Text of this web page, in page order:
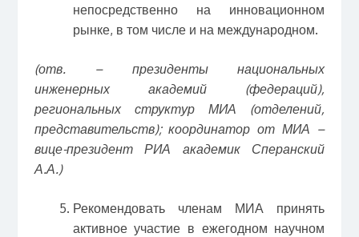
непосредственно на инновационном
рынке, в том числе и на международном.
(отв. – президенты национальных
инженерных академий (федераций),
региональных структур МИА (отделений,
представительств); координатор от МИА –
вице-президент РИА академик Сперанский
А.А.)
Рекомендовать членам МИА принять
активное участие в ежегодном научном